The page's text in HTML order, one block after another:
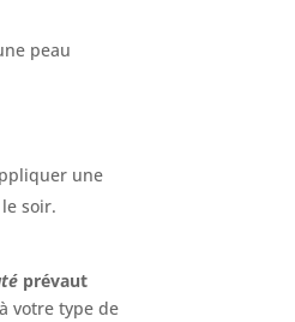
peau
une
soir.
prévaut
votre type de